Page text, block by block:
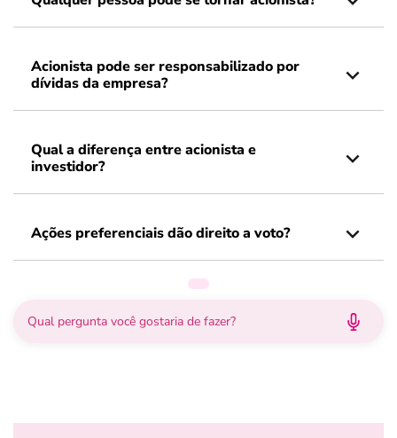
Acionista pode ser responsabilizado por
dívidas da empresa?
Qual a diferença entre acionista e
investidor?
Ações preferenciais dão direito a voto?